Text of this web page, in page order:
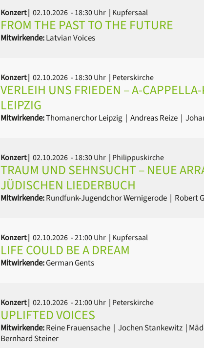
Konzert | 02.10.2026 - 18:30 Uhr | Kupfersaal
FROM THE PAST TO THE FUTURE
Mitwirkende:Latvian Voices
Konzert | 02.10.2026 - 18:30 Uhr | Peterskirche
VERLEIH UNS FRIEDEN – A-
LEIPZIG
Mitwirkende:Thomanerchor Leipzig | Andreas Reize |
Konzert | 02.10.2026 - 18:30 Uhr | Philippuskirche
TRAUM UND SEHNSUCHT – NEUE
JÜDISCHEN LIEDERBUCH
Mitwirkende:Rundfunk-Jugendchor Wernigerode | Robert
Konzert | 02.10.2026 - 21:00 Uhr | Kupfersaal
LIFE COULD BE A DREAM
Mitwirkende:German Gents
Konzert | 02.10.2026 - 21:00 Uhr | Peterskirche
UPLIFTED VOICES
Mitwirkende:Reine Frauensache | Jochen Stankewitz |
Bernhard Steiner